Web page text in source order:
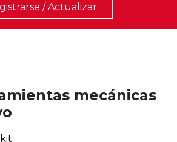
/ Actualizar
mecánicas